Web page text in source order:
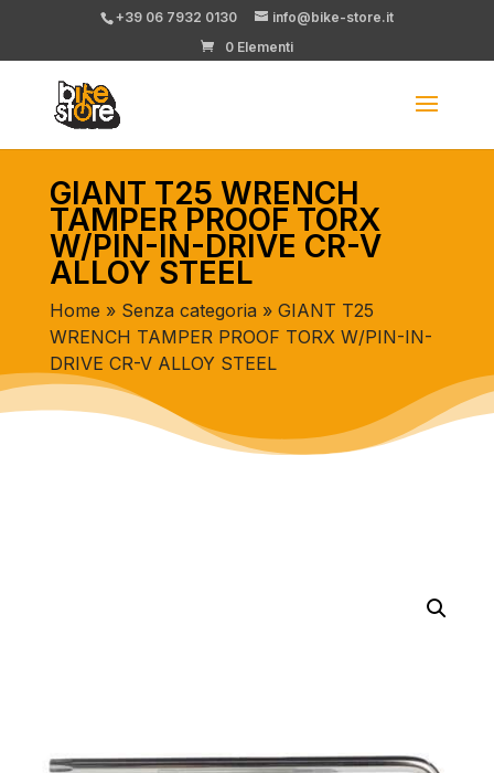
+39 06 7932 0130
info@bike-store.it
0 Elementi
GIANT T25 WRENCH
TAMPER PROOF TORX
W/PIN-IN-DRIVE CR-V
ALLOY STEEL
Home » Senza categoria » GIANT T25
WRENCH TAMPER PROOF TORX W/PIN-IN-
DRIVE CR-V ALLOY STEEL